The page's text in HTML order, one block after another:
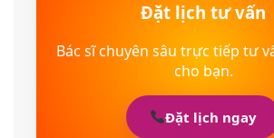
Đặt lịch tư vấn
Bác sĩ chuyên sâu trực tiếp tư
cho bạn.
Đặt lịch ngay